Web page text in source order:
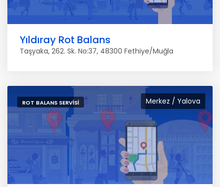
Yıldıray Rot Balans
Taşyaka, 262. Sk. No:37, 48300 Fethiye/Muğla
Merkez / Yalova
ROT BALANS SERVISI